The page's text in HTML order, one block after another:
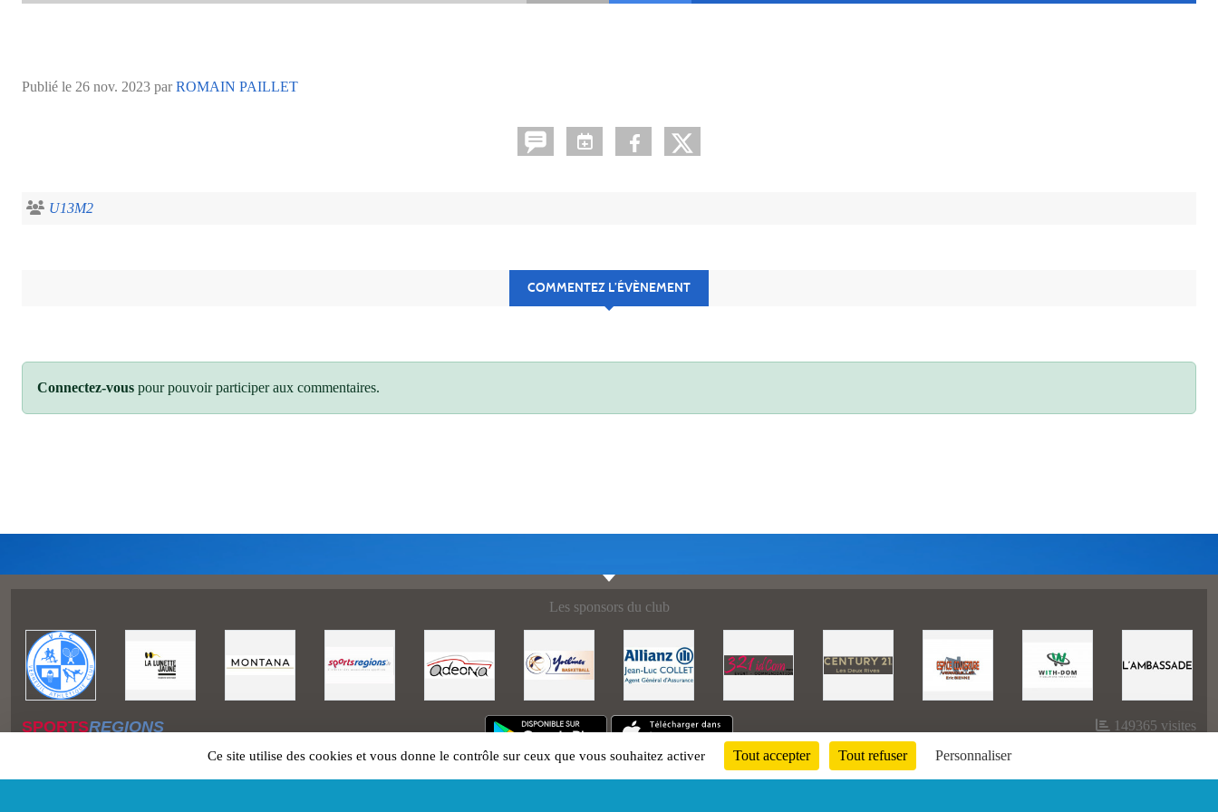
Publié le 26 nov. 2023 parROMAIN PAILLET
U13M2
COMMENTEZ L’ÉVÈNEMENT
Connectez-vous pour pouvoir participer aux commentaires.
Les sponsors du club
SPORTSREGIONS 149365 visites
Ce site utilise des cookies et vous donne le contrôle sur ceux que vous souhaitez activer Tout accepter Tout refuser Personnaliser